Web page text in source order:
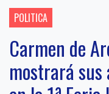
POLITICA
Carmen de
mostrará